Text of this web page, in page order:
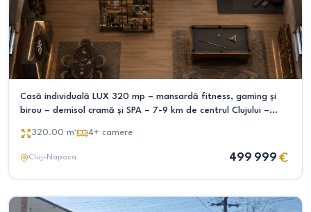
Casă individuală LUX 320 mp – mansardă fitness, gaming și
birou – demisol cramă și SPA – 7-9 km de centrul Clujului –
320.00 m² 4+ camere
Cluj-Napoca 499 999